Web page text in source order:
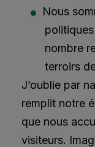
Nous
nombre
terroirs
J’oublie par
remplit notre
que nous
visiteurs.